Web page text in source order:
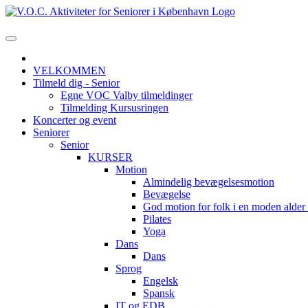
VELKOMMEN
Tilmeld dig - Senior
Egne VOC Valby tilmeldinger
Tilmelding Kursusringen
Koncerter og event
Seniorer
Senior
KURSER
Motion
Almindelig bevægelsesmotion
Bevægelse
God motion for folk i en moden
Pilates
Yoga
Dans
Dans
Sprog
Engelsk
Spansk
IT og EDB